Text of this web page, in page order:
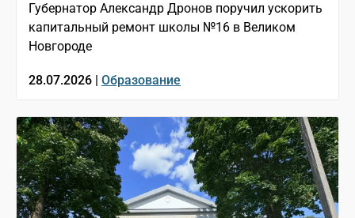
Губернатор Александр Дронов поручил ускорить
капитальный ремонт школы №16 в Великом
Новгороде
28.07.2026 | Образование